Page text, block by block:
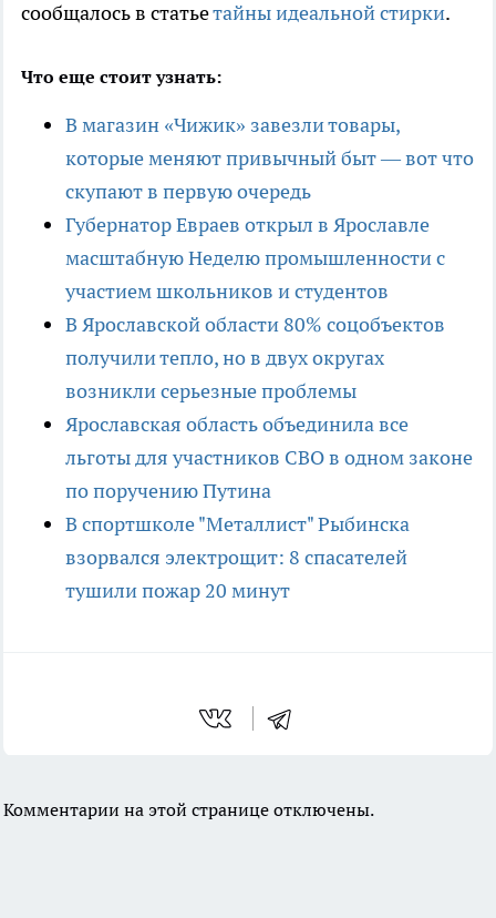
сообщалось в статьетайны идеальной стирки.
Что еще стоит узнать:
В магазин «Чижик» завезли товары,
которые меняют привычный быт — вот что
скупают в первую очередь
Губернатор Евраев открыл в Ярославле
масштабную Неделю промышленности с
участием школьников и студентов
В Ярославской области 80% соцобъектов
получили тепло, но в двух округах
возникли серьезные проблемы
Ярославская область объединила все
льготы для участников СВО в одном законе
по поручению Путина
В спортшколе "Металлист" Рыбинска
взорвался электрощит: 8 спасателей
тушили пожар 20 минут
Комментарии на этой странице отключены.